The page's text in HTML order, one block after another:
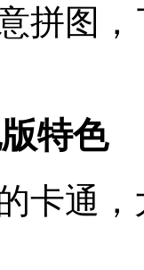
拼图
特色
卡通